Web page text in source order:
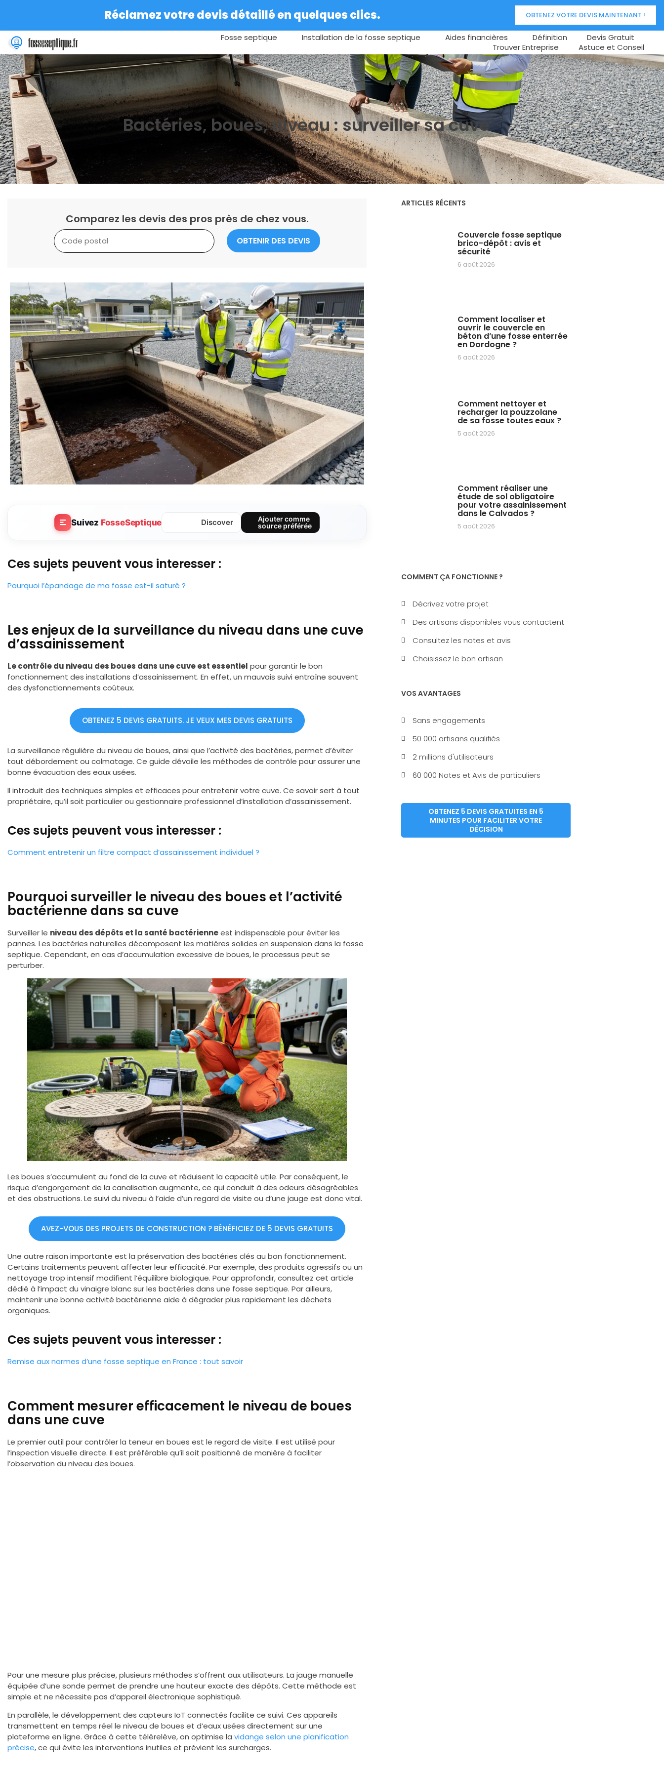
Réclamez votre devis détaillé en quelques clics. OBTENEZ VOTRE DEVIS MAINTENANT !
Fosse septique Installation de la fosse septique Aides financières Définition
Devis Gratuit
Trouver Entreprise
Astuce et Conseil
Bactéries, boues, niveau : surveiller sa cuve
Comparez les devis des pros près de chez vous.
OBTENIR DES DEVIS
Suivez FosseSeptique Discover
Ajouter comme
source préférée
Ces sujets peuvent vous interesser :
Pourquoi l’épandage de ma fosse est-il saturé ?
Les enjeux de la surveillance du niveau dans une cuve
d’assainissement
Le contrôle du niveau des boues dans une cuve est essentiel pour garantir le bon
fonctionnement des installations d’assainissement. En effet, un mauvais suivi entraîne souvent
des dysfonctionnements coûteux.
OBTENEZ 5 DEVIS GRATUITS. JE VEUX MES DEVIS GRATUITS
La surveillance régulière du niveau de boues, ainsi que l’activité des bactéries, permet d’éviter
tout débordement ou colmatage. Ce guide dévoile les méthodes de contrôle pour assurer une
bonne évacuation des eaux usées.
Il introduit des techniques simples et efficaces pour entretenir votre cuve. Ce savoir sert à tout
propriétaire, qu’il soit particulier ou gestionnaire professionnel d’installation d’assainissement.
Ces sujets peuvent vous interesser :
Comment entretenir un filtre compact d’assainissement individuel ?
Pourquoi surveiller le niveau des boues et l’activité
bactérienne dans sa cuve
Surveiller le niveau des dépôts et la santé bactérienneest indispensable pour éviter les
pannes. Les bactéries naturelles décomposent les matières solides en suspension dans la fosse
septique. Cependant, en cas d’accumulation excessive de boues, le processus peut se
perturber.
Les boues s’accumulent au fond de la cuve et réduisent la capacité utile. Par conséquent, le
risque d’engorgement de la canalisation augmente, ce qui conduit à des odeurs désagréables
et des obstructions. Le suivi du niveau à l’aide d’un regard de visite ou d’une jauge est donc vital.
AVEZ-VOUS DES PROJETS DE CONSTRUCTION ? BÉNÉFICIEZ DE 5 DEVIS GRATUITS
Une autre raison importante est la préservation des bactéries clés au bon fonctionnement.
Certains traitements peuvent affecter leur efficacité. Par exemple, des produits agressifs ou un
nettoyage trop intensif modifient l’équilibre biologique. Pour approfondir, consultez cet article
dédié à l’impact du vinaigre blanc sur les bactéries dans une fosse septique. Par ailleurs,
maintenir une bonne activité bactérienne aide à dégrader plus rapidement les déchets
organiques.
Ces sujets peuvent vous interesser :
Remise aux normes d’une fosse septique en France : tout savoir
Comment mesurer efficacement le niveau de boues
dans une cuve
Le premier outil pour contrôler la teneur en boues est le regard de visite. Il est utilisé pour
l’inspection visuelle directe. Il est préférable qu’il soit positionné de manière à faciliter
l’observation du niveau des boues.
Pour une mesure plus précise, plusieurs méthodes s’offrent aux utilisateurs. La jauge manuelle
équipée d’une sonde permet de prendre une hauteur exacte des dépôts. Cette méthode est
simple et ne nécessite pas d’appareil électronique sophistiqué.
En parallèle, le développement des capteurs IoT connectés facilite ce suivi. Ces appareils
transmettent en temps réel le niveau de boues et d’eaux usées directement sur une
plateforme en ligne. Grâce à cette télérelève, on optimise la vidange selon une planification
précise, ce qui évite les interventions inutiles et prévient les surcharges.
ARTICLES RÉCENTS
Couvercle fosse septique
brico-dépôt : avis et
sécurité
6 août 2026
Comment localiser et
ouvrir le couvercle en
béton d’une fosse enterrée
en Dordogne ?
6 août 2026
Comment nettoyer et
recharger la pouzzolane
de sa fosse toutes eaux ?
5 août 2026
Comment réaliser une
étude de sol obligatoire
pour votre assainissement
dans le Calvados ?
5 août 2026
COMMENT ÇA FONCTIONNE ?
Décrivez votre projet
Des artisans disponibles vous contactent
Consultez les notes et avis
Choisissez le bon artisan
VOS AVANTAGES
Sans engagements
50 000 artisans qualifiés
2 millions d'utilisateurs
60 000 Notes et Avis de particuliers
OBTENEZ 5 DEVIS GRATUITES EN 5
MINUTES POUR FACILITER VOTRE
DÉCISION